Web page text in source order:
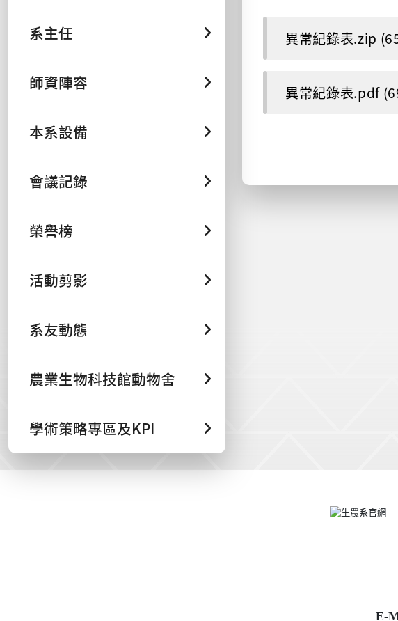
系主任
師資陣容
本系設備
會議記錄
榮譽榜
活動剪影
系友動態
農業生物科技館動物舍
學術策略專區及KPI
異常紀錄表.zip
異常紀錄表.pdf
E-